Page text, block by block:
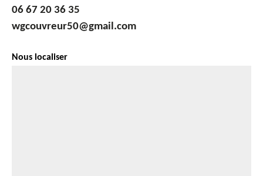
06 67 20 36 35
wgcouvreur50@gmail.com
Nous localiser